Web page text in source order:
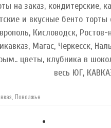
на заказ, кондитерские,
и вкусные бенто торты
Кисловодск,
Магас, Черкесск,
цветы, клубника в
весь ЮГ,
Поволжье